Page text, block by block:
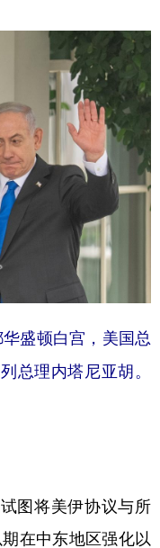
盛顿白宫，美国总
总理内塔尼亚胡。
图将美伊协议与所
期在中东地区强化以